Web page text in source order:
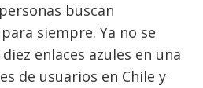
buscan
siempre. Ya no se
enlaces azules en una
de usuarios en Chile y